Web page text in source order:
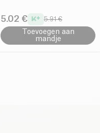
5.02 € 5.91 €
Toevoegen aan
mandje